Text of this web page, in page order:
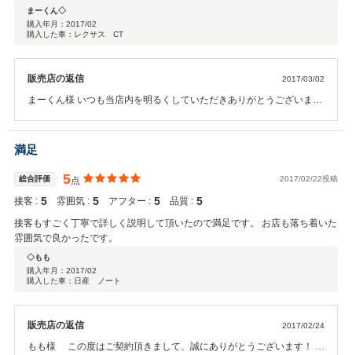
まーくん◇
購入年月： 2017/02
購入した車：レクサス CT
販売店の返信 2017/03/02
まーくん様 いつも当店内を明るくしていただきありがとうございま
ます。 今後ともどうぞ、よろしくお願い致します！
満足
総合評価 5点 2017/02/22投稿
接客 : 5 雰囲気 : 5 アフター : 5 品質 : 5
接客もすごく丁寧で詳しく説明して頂いたので満足です。 お店も落ち着いた
雰囲気で良かったです。
◇もも
購入年月： 2017/02
購入した車：日産 ノート
販売店の返信 2017/02/24
もも様 この度はご契約頂きまして、誠にありがとうございます！ ま